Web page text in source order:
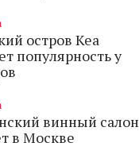
остров Кеа
популярность у
винный салон
в Москве